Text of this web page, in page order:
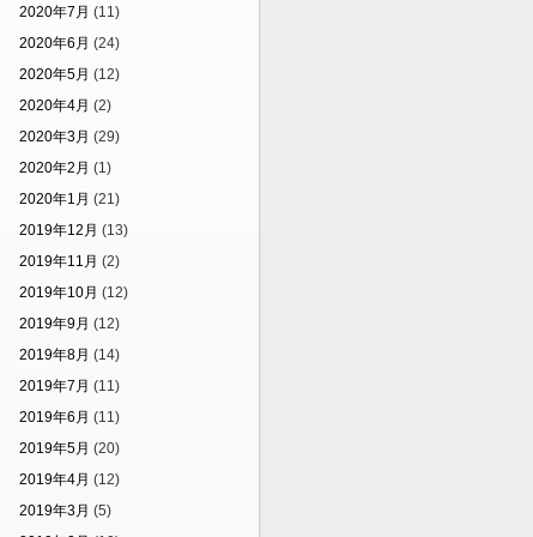
2020年7月 (11)
2020年6月 (24)
2020年5月 (12)
2020年4月 (2)
2020年3月 (29)
2020年2月 (1)
2020年1月 (21)
2019年12月 (13)
2019年11月 (2)
2019年10月 (12)
2019年9月 (12)
2019年8月 (14)
2019年7月 (11)
2019年6月 (11)
2019年5月 (20)
2019年4月 (12)
2019年3月 (5)